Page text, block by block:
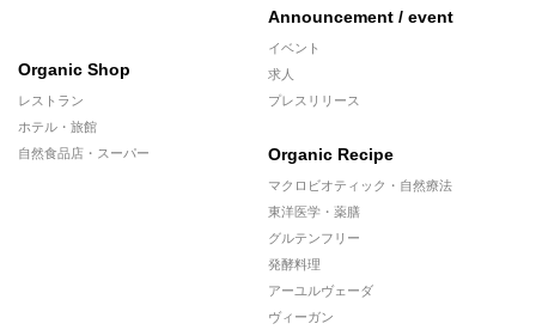
Organic Shop
レストラン
ホテル・旅館
自然食品店・スーパー
Announcement / event
イベント
求人
プレスリリース
Organic Recipe
マクロビオティック・自然療法
東洋医学・薬膳
グルテンフリー
発酵料理
アーユルヴェーダ
ヴィーガン